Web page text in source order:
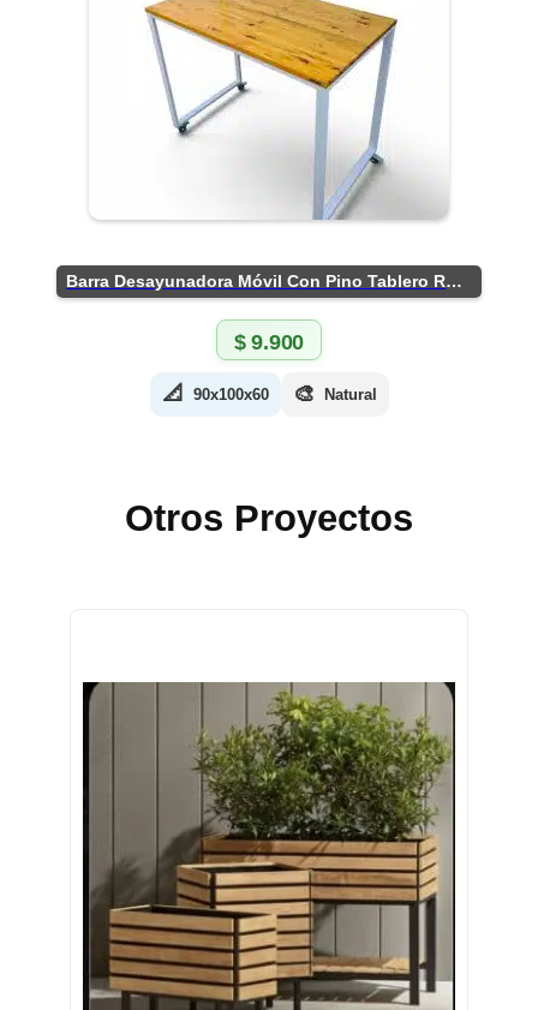
Barra Desayunadora Móvil Con Pino Tablero Rústico
$9.900
📐 90x100x60 🎨 Natural
Otros Proyectos